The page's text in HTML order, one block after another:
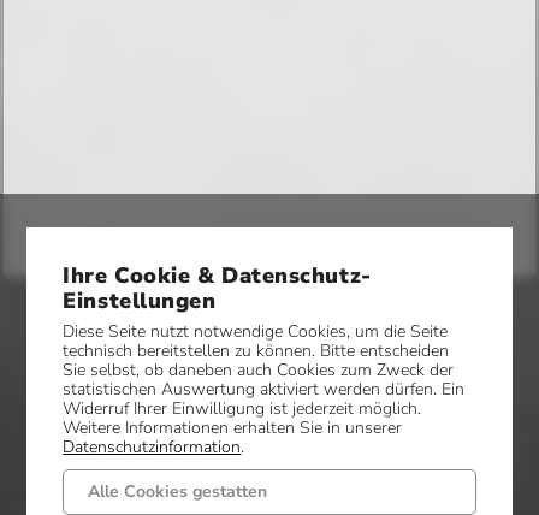
Ihre Cookie & Datenschutz-
Einstellungen
Diese Seite nutzt notwendige Cookies, um die Seite
technisch bereitstellen zu können. Bitte entscheiden
Sie selbst, ob daneben auch Cookies zum Zweck der
statistischen Auswertung aktiviert werden dürfen. Ein
Widerruf Ihrer Einwilligung ist jederzeit möglich.
Weitere Informationen erhalten Sie in unserer
Datenschutzinformation.
Alle Cookies gestatten